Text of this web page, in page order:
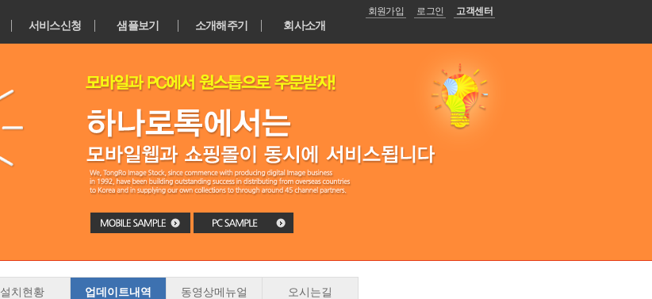
고객센터
로그인
회원가입
서비스신청 샘플보기 소개해주기 회사소개
설치현황 업데이트내역 동영상메뉴얼 오시는길